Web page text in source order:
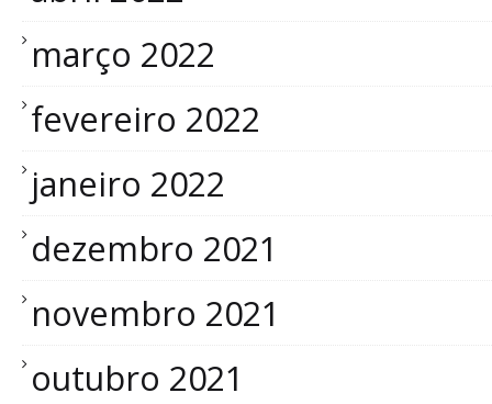
março 2022
fevereiro 2022
janeiro 2022
dezembro 2021
novembro 2021
outubro 2021